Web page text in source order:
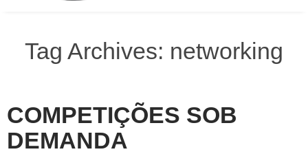
Team
Tag Archives: networking
COMPETIÇÕES SOB
DEMANDA